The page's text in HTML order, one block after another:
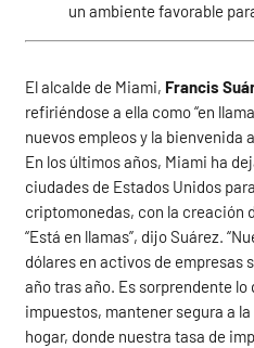
un ambiente favorable
El alcalde de Miami, Francis
refiriéndose a ella como “en
nuevos empleos y la bienvenida
En los últimos años, Miami ha
ciudades de Estados Unidos
criptomonedas, con la creación
“Está en llamas”, dijo Suárez.
dólares en activos de empresas
año tras año. Es sorprendente
impuestos, mantener segura a
hogar, donde nuestra tasa de